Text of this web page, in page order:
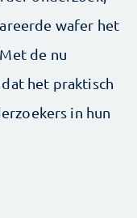
wafer het
de nu
het praktisch
in hun